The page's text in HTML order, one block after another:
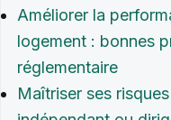
Améliorer la
logement : bonnes
réglementaire
Maîtriser ses